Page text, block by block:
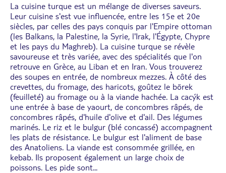
La cuisine turque est un mélange de diverses saveurs.
Leur cuisine s'est vue influencée, entre les 15e et 20e
siècles, par celles des pays conquis par l'Empire ottoman
(les Balkans, la Palestine, la Syrie, l'Irak, l'Égypte, Chypre
et les pays du Maghreb). La cuisine turque se révèle
savoureuse et très variée, avec des spécialités que l'on
retrouve en Grèce, au Liban et en Iran. Vous trouverez
des soupes en entrée, de nombreux mezzes. À côté des
crevettes, du fromage, des haricots, goûtez le börek
(feuilleté) au fromage ou à la viande hachée. La cacýk est
une entrée à base de yaourt, de concombres râpés, de
concombres râpés, d'huile d'olive et d'ail. Des légumes
marinés. Le riz et le bulgur (blé concassé) accompagnent
les plats de résistance. Le bulgur est l'aliment de base
des Anatoliens. La viande est consommée grillée, en
kebab. Ils proposent également un large choix de
poissons. Les pide sont...